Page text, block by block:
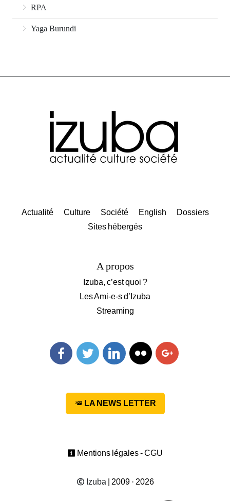
RPA
Yaga Burundi
Actualité Culture Société English
Dossiers
Sites hébergés
A propos
Izuba, c’est quoi ?
Les Ami-e-s d’Izuba
Streaming
LA NEWS LETTER
Mentions légales - CGU
Izuba | 2009 · 2026